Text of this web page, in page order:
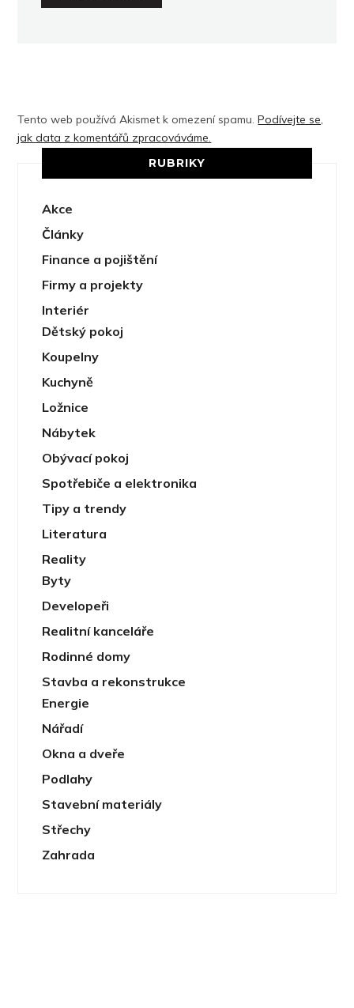
Tento web používá Akismet k omezení spamu.Podívejte se,
jak data z komentářů zpracováváme.
RUBRIKY
Akce
Články
Finance a pojištění
Firmy a projekty
Interiér
Dětský pokoj
Koupelny
Kuchyně
Ložnice
Nábytek
Obývací pokoj
Spotřebiče a elektronika
Tipy a trendy
Literatura
Reality
Byty
Developeři
Realitní kanceláře
Rodinné domy
Stavba a rekonstrukce
Energie
Nářadí
Okna a dveře
Podlahy
Stavební materiály
Střechy
Zahrada